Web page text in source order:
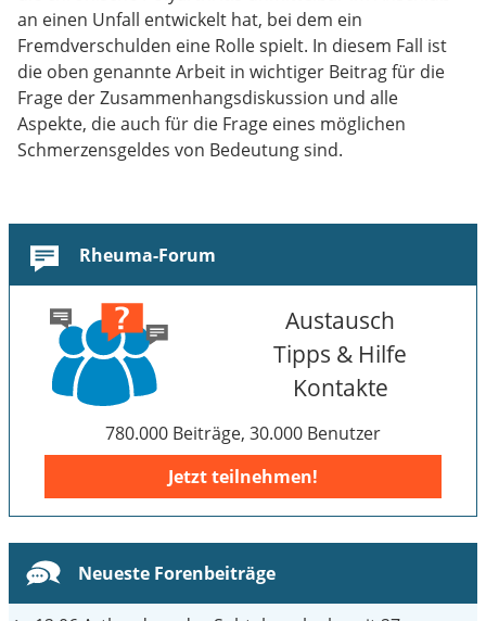
an einen Unfall entwickelt hat, bei dem ein
Fremdverschulden eine Rolle spielt. In diesem Fall ist
die oben genannte Arbeit in wichtiger Beitrag für die
Frage der Zusammenhangsdiskussion und alle
Aspekte, die auch für die Frage eines möglichen
Schmerzensgeldes von Bedeutung sind.
Rheuma-Forum
Austausch
Tipps & Hilfe
Kontakte
780.000 Beiträge, 30.000 Benutzer
Jetzt teilnehmen!
Neueste Forenbeiträge